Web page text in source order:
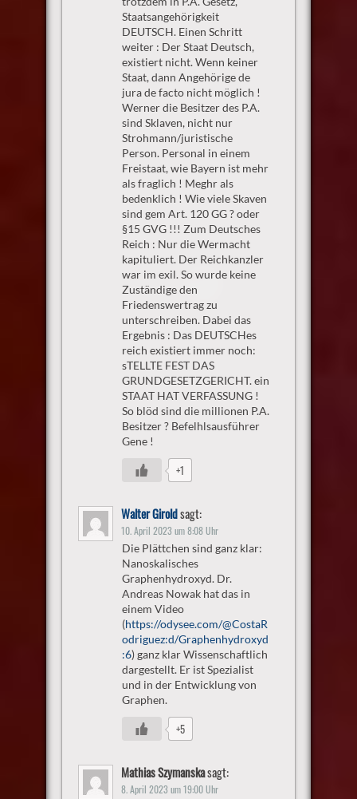
Staatsangehörigkeit
DEUTSCH. Einen Schritt
weiter : Der Staat Deutsch,
existiert nicht. Wenn keiner
Staat, dann Angehörige de
jura de facto nicht möglich !
Werner die Besitzer des P.A.
sind Sklaven, nicht nur
Strohmann/juristische
Person. Personal in einem
Freistaat, wie Bayern ist mehr
als fraglich ! Meghr als
bedenklich ! Wie viele Skaven
sind gem Art. 120 GG ? oder
§15 GVG !!! Zum Deutsches
Reich : Nur die Wermacht
kapituliert. Der Reichkanzler
war im exil. So wurde keine
Zuständige den
Friedenswertrag zu
unterschreiben. Dabei das
Ergebnis : Das DEUTSCHes
reich existiert immer noch:
sTELLTE FEST DAS
GRUNDGESETZGERICHT. ein
STAAT HAT VERFASSUNG !
So blöd sind die millionen P.A.
Besitzer ? Befelhlsausführer
Gene !
+1
Walter Giroldsagt:
10. April 2023 um 8:08 Uhr
Die Plättchen sind ganz klar:
Nanoskalisches
Graphenhydroxyd. Dr.
Andreas Nowak hat das in
einem Video
(https://odysee.com/@CostaR
odriguez:d/Graphenhydroxyd
:6) ganz klar Wissenschaftlich
dargestellt. Er ist Spezialist
und in der Entwicklung von
Graphen.
+5
Mathias Szymanskasagt:
8. April 2023 um 19:00 Uhr